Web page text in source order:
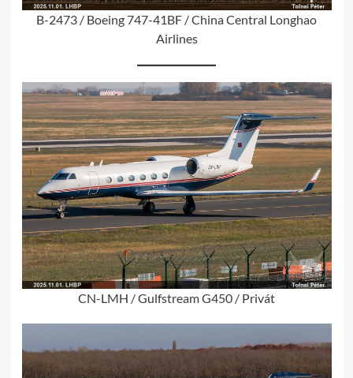
B-2473 / Boeing 747-41BF / China Central Longhao
Airlines
CN-LMH / Gulfstream G450 / Privát